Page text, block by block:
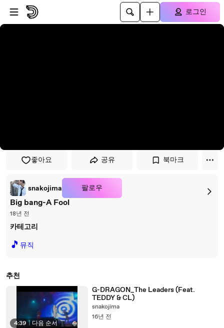
플레이어로 건너뛰기
본문으로 건너뛰기
로그인
좋아요 공유 북마크
snakojima 팔로우
Big bang-A Fool
18년 전
카테고리
🎵 뮤직
추천
4:39 | 다음 순서
G-DRAGON_The Leaders (Feat.
TEDDY & CL)
snakojima
16년 전